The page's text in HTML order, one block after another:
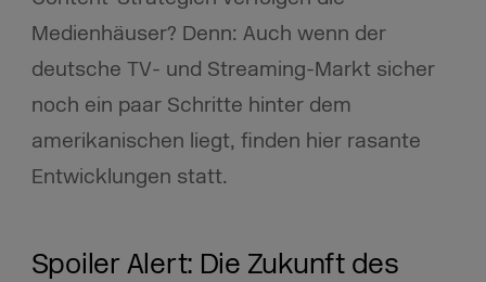
Medienhäuser? Denn: Auch wenn der
deutsche TV- und Streaming-Markt sicher
noch ein paar Schritte hinter dem
amerikanischen liegt, finden hier rasante
Entwicklungen statt.
Spoiler Alert: Die Zukunft des